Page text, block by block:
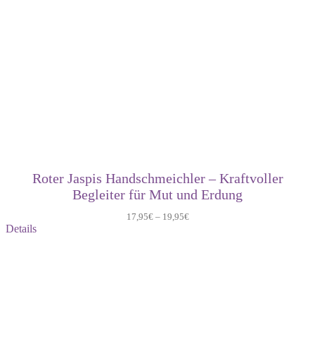
Roter Jaspis Handschmeichler – Kraftvoller
Begleiter für Mut und Erdung
17,95€– 19,95€
Details